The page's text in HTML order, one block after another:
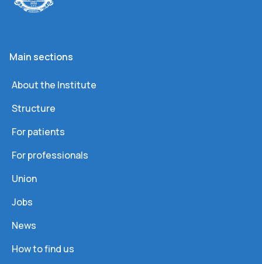
Main sections
About the Institute
Structure
For patients
For professionals
Union
Jobs
News
How to find us